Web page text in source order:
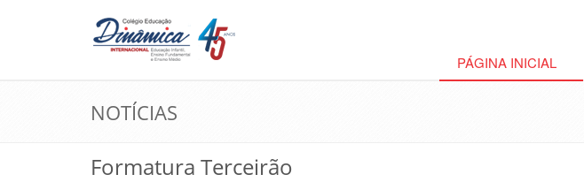
PÁGINA INICIAL
NOTÍCIAS
Formatura Terceirão